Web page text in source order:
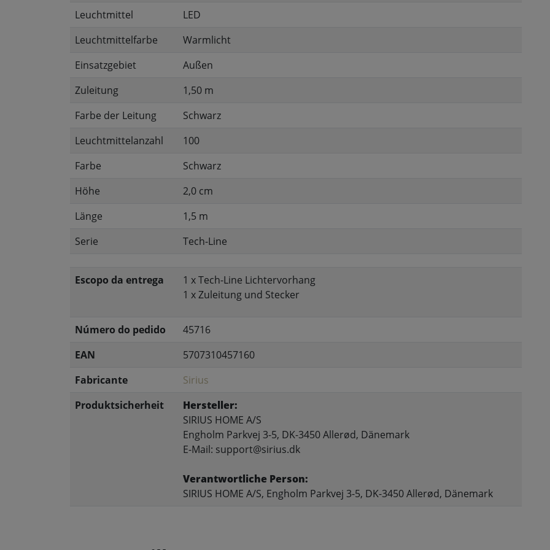
Leuchtmittel
LED
Leuchtmittelfarbe
Warmlicht
Einsatzgebiet
Außen
Zuleitung
1,50 m
Farbe der Leitung
Schwarz
Leuchtmittelanzahl
100
Farbe
Schwarz
Höhe
2,0 cm
Länge
1,5 m
Serie
Tech-Line
Escopo da entrega
1 x Tech-Line Lichtervorhang
1 x Zuleitung und Stecker
Número do pedido
45716
EAN
5707310457160
Fabricante
Sirius
Produktsicherheit
Hersteller:
SIRIUS HOME A/S
Engholm Parkvej 3-5, DK-3450 Allerød, Dänemark
E-Mail: support@sirius.dk
Verantwortliche Person:
SIRIUS HOME A/S, Engholm Parkvej 3-5, DK-3450 Allerød, Dänemark